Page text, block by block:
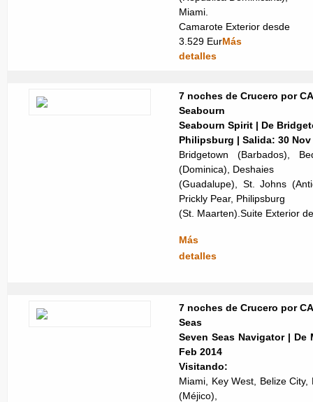
Miami.
Camarote Exterior desde
3.529 EurMás
detalles
7 noches de Crucero por
Seabourn
Seabourn Spirit | De
Philipsburg | Salida: 30
Bridgetown (Barbados),
(Dominica), Deshaies
(Guadalupe), St. Johns
Prickly Pear, Philipsburg
(St. Maarten).Suite Exterior
Más
detalles
7 noches de Crucero por
Seas
Seven Seas Navigator | De
Feb 2014
Visitando:
Miami, Key West, Belize
(Méjico),